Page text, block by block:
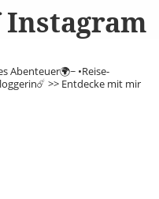
Abenteuer🌍~ •Reise-
>> Entdecke mit mir